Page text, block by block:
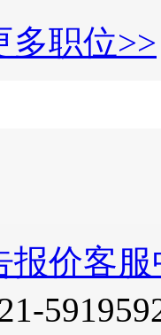
多职位>>
报价客